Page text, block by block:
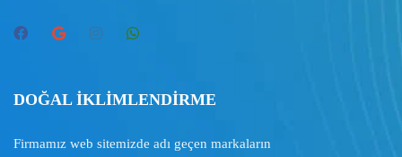
DOĞAL İKLİMLENDİRME
Firmamız web sitemizde adı geçen markaların